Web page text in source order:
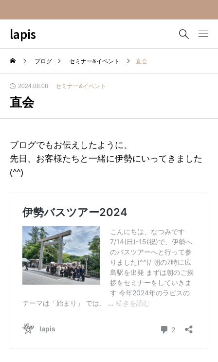
lapis
ブログ セミナー&イベント 直会
2024.08.08 セミナー&イベント
直会
ブログでもお伝えしたように、
先日、お客様たちと一緒に伊勢にいってきました
(^^)